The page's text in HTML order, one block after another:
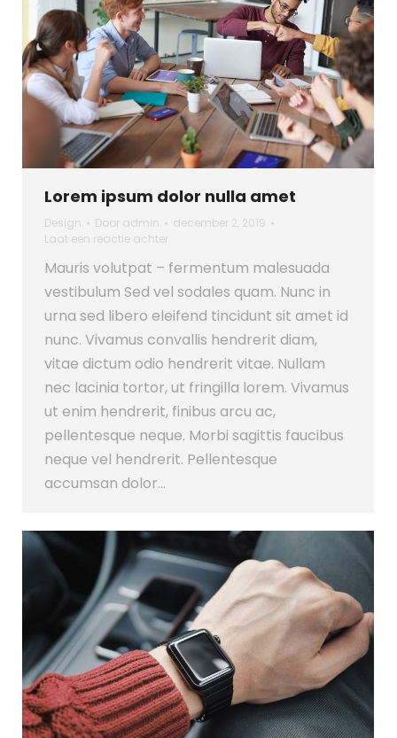
Lorem ipsum dolor nulla amet
Design Door admin
december 2, 2019
Laat een reactie achter
Mauris volutpat – fermentum malesuada
vestibulum Sed vel sodales quam. Nunc in
urna sed libero eleifend tincidunt sit amet id
nunc. Vivamus convallis hendrerit diam,
vitae dictum odio hendrerit vitae. Nullam
nec lacinia tortor, ut fringilla lorem. Vivamus
ut enim hendrerit, finibus arcu ac,
pellentesque neque. Morbi sagittis faucibus
neque vel hendrerit. Pellentesque
accumsan dolor…